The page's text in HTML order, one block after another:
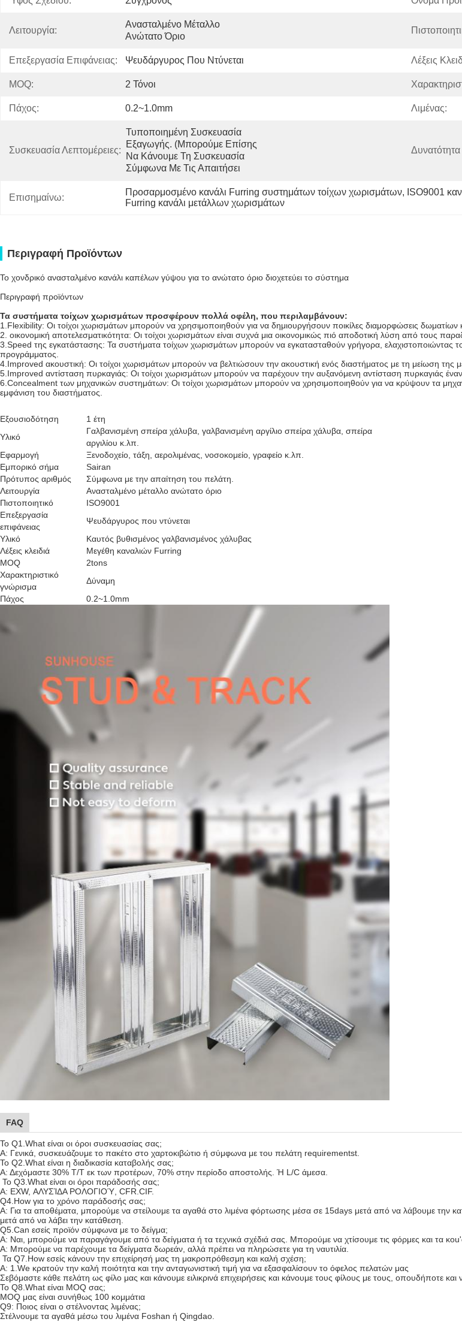
Λειτουργία:
Ανασταλμένο Μέταλλο
Ανώτατο Όριο
Επεξεργασία Επιφάνειας: Ψευδάργυρος Που Ντύνεται Λέξεις
MOQ: 2 Τόνοι
Πάχος: 0.2~1.0mm Λιμένας:
Συσκευασία Λεπτομέρειες:
Τυποποιημένη Συσκευασία
Εξαγωγής. (μπορούμε Επίσης
Να Κάνουμε Τη Συσκευασία
Σύμφωνα Με Τις Απαιτήσει
Επισημαίνω:
Προσαρμοσμένο κανάλι Furring συστημάτων τοίχων χωρισμάτων, ISO9001
Furring κανάλι μετάλλων χωρισμάτων
Περιγραφή Προϊόντων
Το χονδρικό ανασταλμένο κανάλι καπέλων γύψου για το ανώτατο όριο διοχετεύει το σύστημα
Περιγραφή προϊόντων
Τα συστήματα τοίχων χωρισμάτων προσφέρουν πολλά οφέλη, που περιλαμβάνουν:
1.Flexibility: Οι τοίχοι χωρισμάτων μπορούν να χρησιμοποιηθούν για να δημιουργήσουν ποικίλες διαμορφώσεις
2. οικονομική αποτελεσματικότητα: Οι τοίχοι χωρισμάτων είναι συχνά μια οικονομικώς πιό αποδοτική λύση από τους
3.Speed της εγκατάστασης: Τα συστήματα τοίχων χωρισμάτων μπορούν να εγκατασταθούν γρήγορα, ελαχιστοποιώντας
προγράμματος.
4.Improved ακουστική: Οι τοίχοι χωρισμάτων μπορούν να βελτιώσουν την ακουστική ενός διαστήματος με τη μείωση της
5.Improved αντίσταση πυρκαγιάς: Οι τοίχοι χωρισμάτων μπορούν να παρέχουν την αυξανόμενη αντίσταση πυρκαγιάς
6.Concealment των μηχανικών συστημάτων: Οι τοίχοι χωρισμάτων μπορούν να χρησιμοποιηθούν για να κρύψουν τα
εμφάνιση του διαστήματος.
Εξουσιοδότηση
1 έτη
Υλικό
Γαλβανισμένη σπείρα χάλυβα, γαλβανισμένη αργίλιο σπείρα χάλυβα, σπείρα
αργιλίου κ.λπ.
Εφαρμογή
Ξενοδοχείο, τάξη, αερολιμένας, νοσοκομείο, γραφείο κ.λπ.
Εμπορικό σήμα
Sairan
Πρότυπος αριθμός
Σύμφωνα με την απαίτηση του πελάτη.
Λειτουργία
Ανασταλμένο μέταλλο ανώτατο όριο
Πιστοποιητικό
ISO9001
Επεξεργασία
επιφάνειας
Ψευδάργυρος που ντύνεται
Υλικό
Καυτός βυθισμένος γαλβανισμένος χάλυβας
Λέξεις κλειδιά
Μεγέθη καναλιών Furring
MOQ
2tons
Χαρακτηριστικό
γνώρισμα
Δύναμη
Πάχος
0.2~1.0mm
FAQ
Το Q1.What είναι οι όροι συσκευασίας σας;
Α: Γενικά, συσκευάζουμε το πακέτο στο χαρτοκιβώτιο ή σύμφωνα με του πελάτη requirementst.
Το Q2.What είναι η διαδικασία καταβολής σας;
Α: Δεχόμαστε 30% T/T εκ των προτέρων, 70% στην περίοδο αποστολής. Ή L/C άμεσα.
Το Q3.What είναι οι όροι παράδοσής σας;
Α: EXW, ΑΛΥΣΊΔΑ ΡΟΛΟΓΙΟΎ, CFR.CIF.
Q4.How για το χρόνο παράδοσής σας;
Α: Για τα αποθέματα, μπορούμε να στείλουμε τα αγαθά στο λιμένα φόρτωσης μέσα σε 15days μετά από να λάβουμε την
μετά από να λάβει την κατάθεση.
Q5.Can εσείς προϊόν σύμφωνα με το δείγμα;
Α: Ναι, μπορούμε να παραγάγουμε από τα δείγματα ή τα τεχνικά σχέδιά σας. Μπορούμε να χτίσουμε τις φόρμες και τα
Α: Μπορούμε να παρέχουμε τα δείγματα δωρεάν, αλλά πρέπει να πληρώσετε για τη ναυτιλία.
Τα Q7.How εσείς κάνουν την επιχείρησή μας τη μακροπρόθεσμη και καλή σχέση;
Α: 1.We κρατούν την καλή ποιότητα και την ανταγωνιστική τιμή για να εξασφαλίσουν το όφελος πελατών μας
Σεβόμαστε κάθε πελάτη ως φίλο μας και κάνουμε ειλικρινά επιχειρήσεις και κάνουμε τους φίλους με τους, οπουδήποτε και
Το Q8.What είναι MOQ σας;
MOQ μας είναι συνήθως 100 κομμάτια
Q9: Ποιος είναι ο στέλνοντας λιμένας;
Στέλνουμε τα αγαθά μέσω του λιμένα Foshan ή Qingdao.